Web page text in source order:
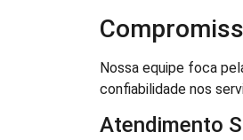
Nossa equipe foca
confiabilidade nos
Atendimento